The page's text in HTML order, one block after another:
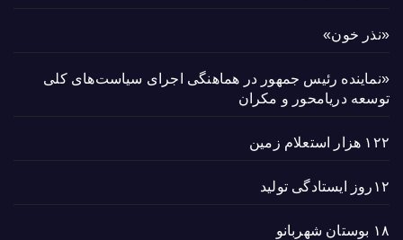
«نذر خون»
«نماینده رئیس جمهور در هماهنگی اجرای سیاست‌های کلی
توسعه دریامحور و مکران
۱۲۲ هزار استعلام زمین
۱۲روز ایستادگی تولید
۱۸ بوستان شهربانو